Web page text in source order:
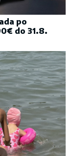
po
do 31.8.